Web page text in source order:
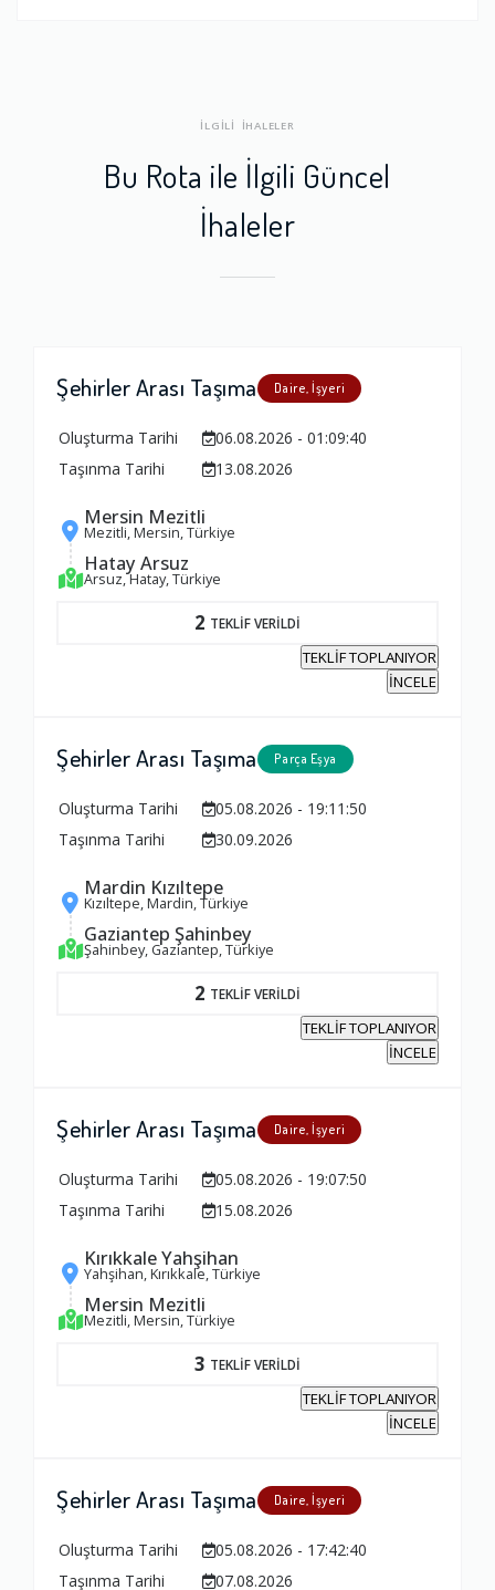
İLGİLİ İHALELER
Bu Rota ile İlgili Güncel
İhaleler
Şehirler Arası Taşıma Daire, İşyeri
Oluşturma Tarihi
06.08.2026 - 01:09:40
Taşınma Tarihi
13.08.2026
Mersin Mezitli
Mezitli, Mersin, Türkiye
Hatay Arsuz
Arsuz, Hatay, Türkiye
2 TEKLİF VERİLDİ
TEKLİF TOPLANIYOR
İNCELE
Şehirler Arası Taşıma Parça Eşya
Oluşturma Tarihi
05.08.2026 - 19:11:50
Taşınma Tarihi
30.09.2026
Mardin Kızıltepe
Kızıltepe, Mardin, Türkiye
Gaziantep Şahinbey
Şahinbey, Gaziantep, Türkiye
2 TEKLİF VERİLDİ
TEKLİF TOPLANIYOR
İNCELE
Şehirler Arası Taşıma Daire, İşyeri
Oluşturma Tarihi
05.08.2026 - 19:07:50
Taşınma Tarihi
15.08.2026
Kırıkkale Yahşihan
Yahşihan, Kırıkkale, Türkiye
Mersin Mezitli
Mezitli, Mersin, Türkiye
3 TEKLİF VERİLDİ
TEKLİF TOPLANIYOR
İNCELE
Şehirler Arası Taşıma Daire, İşyeri
Oluşturma Tarihi
05.08.2026 - 17:42:40
Taşınma Tarihi
07.08.2026